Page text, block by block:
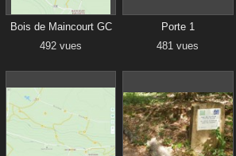
Bois de Maincourt GC
492 vues
Porte 1
481 vues